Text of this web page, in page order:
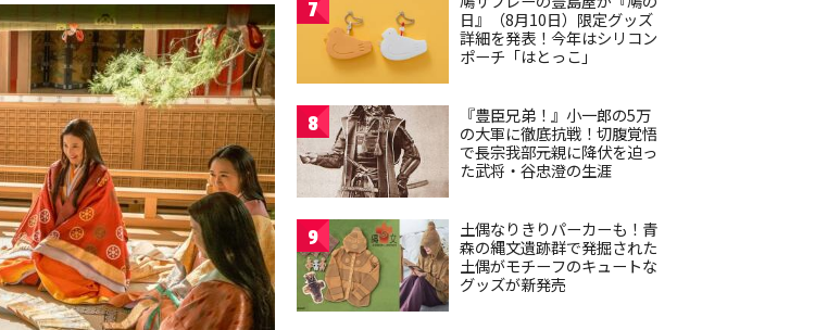
7
日』（8月10日）限定グッズ
詳細を発表！今年はシリコン
ポーチ「はとっこ」
8
『豊臣兄弟！』小一郎の5万
の大軍に徹底抗戦！切腹覚悟
で長宗我部元親に降伏を迫っ
た武将・谷忠澄の生涯
9
土偶なりきりパーカーも！青
森の縄文遺跡群で発掘された
土偶がモチーフのキュートな
グッズが新発売